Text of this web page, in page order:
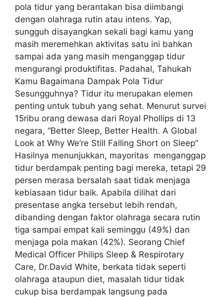
pola tidur yang berantakan bisa diimbangi
dengan olahraga rutin atau intens. Yap,
sungguh disayangkan sekali bagi kamu yang
masih meremehkan aktivitas satu ini bahkan
sampai ada yang masih menganggap tidur
mengurangi produktifitas. Padahal, Tahukah
Kamu Bagaimana Dampak Pola Tidur
Sesungguhnya? Tidur itu merupakan elemen
penting untuk tubuh yang sehat. Menurut survei
15ribu orang dewasa dari Royal Phollips di 13
negara, “Better Sleep, Better Health. A Global
Look at Why We’re Still Falling Short on Sleep”
Hasilnya menunjukkan, mayoritas menganggap
tidur berdampak penting bagi mereka, tetapi 29
persen merasa bersalah saat tidak menjaga
kebiasaan tidur baik. Apabila dilihat dari
presentase angka tersebut lebih rendah,
dibanding dengan faktor olahraga secara rutin
tiga sampai empat kali seminggu (49%) dan
menjaga pola makan (42%). Seorang Chief
Medical Officer Philips Sleep & Respirotary
Care, Dr.David White, berkata tidak seperti
olahraga ataupun diet, masalah tidur tidak
cukup bisa berdampak langsung pada